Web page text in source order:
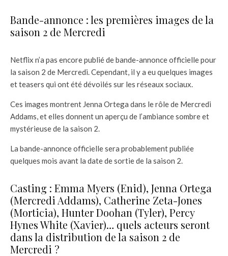
Bande-annonce : les premières images de la
saison 2 de Mercredi
Netflix n’a pas encore publié de bande-annonce officielle pour
la saison 2 de Mercredi. Cependant, il y a eu quelques images
et teasers qui ont été dévoilés sur les réseaux sociaux.
Ces images montrent Jenna Ortega dans le rôle de Mercredi
Addams, et elles donnent un aperçu de l’ambiance sombre et
mystérieuse de la saison 2.
La bande-annonce officielle sera probablement publiée
quelques mois avant la date de sortie de la saison 2.
Casting : Emma Myers (Enid), Jenna Ortega
(Mercredi Addams), Catherine Zeta-Jones
(Morticia), Hunter Doohan (Tyler), Percy
Hynes White (Xavier)… quels acteurs seront
dans la distribution de la saison 2 de
Mercredi ?